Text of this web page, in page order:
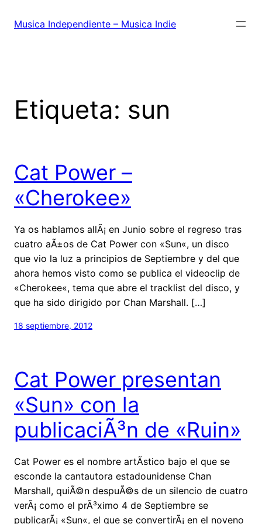
Musica Independiente – Musica Indie
Etiqueta: sun
Cat Power –
«Cherokee»
Ya os hablamos allÃ¡ en Junio sobre el regreso tras
cuatro aÃ±os de Cat Power con «Sun«, un disco
que vio la luz a principios de Septiembre y del que
ahora hemos visto como se publica el videoclip de
«Cherokee«, tema que abre el tracklist del disco, y
que ha sido dirigido por Chan Marshall. […]
18 septiembre, 2012
Cat Power presentan
«Sun» con la
publicaciÃ³n de «Ruin»
Cat Power es el nombre artÃ­stico bajo el que se
esconde la cantautora estadounidense Chan
Marshall, quiÃ©n despuÃ©s de un silencio de cuatro
verÃ¡ como el prÃ³ximo 4 de Septiembre se
publicarÃ¡ «Sun«, el que se convertirÃ¡ en el noveno